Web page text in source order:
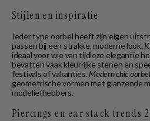
Stijlen en inspiratie
Ieder type oorbel heeft zijn eigen
passen bij een strakke, moderne look.
ideaal voor wie van tijdloze elegantie
bevatten vaak kleurrijke stenen en
festivals of vakanties. Modern chic
geometrische vormen met glanzende
modeliefhebbers.
Piercings en ear stack trends